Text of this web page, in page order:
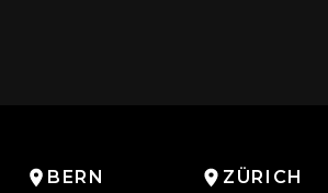
BERN ZÜRICH